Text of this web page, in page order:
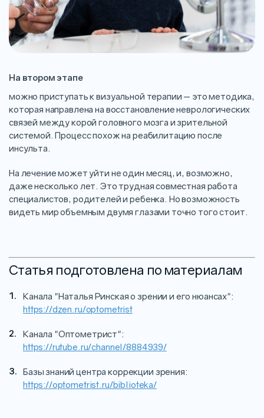
На втором этапе
можно приступать к визуальной терапии — это методика,
которая направлена на восстановление неврологических
связей между корой головного мозга и зрительной
системой. Процесс похож на реабилитацию после
инсульта.
На лечение может уйти не один месяц, и, возможно,
даже несколько лет. Это трудная совместная работа
специалистов, родителей и ребенка. Но возможность
видеть мир объемным двумя глазами точно того стоит.
Статья подготовлена по материалам
Канала "Наталья Ринская о зрении и его нюансах":
https://dzen.ru/optometrist
Канала "Оптометрист":
https://rutube.ru/channel/8884939/
Базы знаний центра коррекции зрения:
https://optometrist.ru/biblioteka/